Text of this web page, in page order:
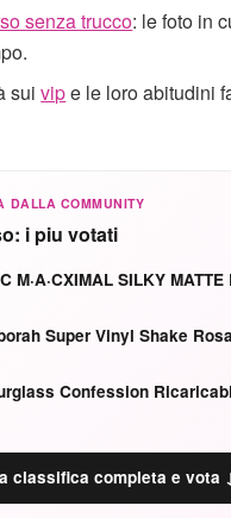
senza trucco: le foto in
suivipe le loro abitudini
DALLA COMMUNITY
i piu votati
Super Vinyl Shake
classifica completa e vota